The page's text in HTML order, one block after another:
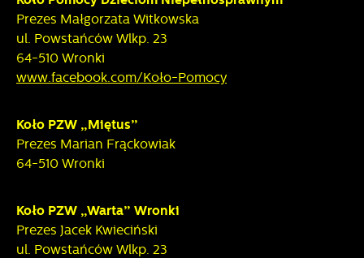
Prezes Małgorzata Witkowska
ul. Powstańców Wlkp. 23
64-510 Wronki
www.facebook.com/Koło-Pomocy
Koło PZW „Miętus”
Prezes Marian Frąckowiak
64-510 Wronki
Koło PZW „Warta” Wronki
Prezes Jacek Kwieciński
ul. Powstańców Wlkp. 23